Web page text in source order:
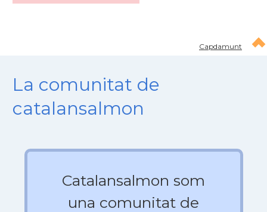
Capdamunt
La comunitat de
catalansalmon
Catalansalmon som
una comunitat de